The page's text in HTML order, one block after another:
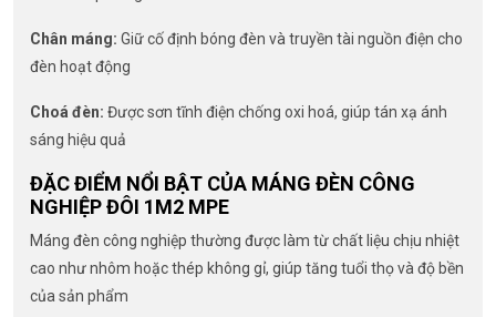
Chân máng: Giữ cố định bóng đèn và truyền tài nguồn điện cho
đèn hoạt động
Choá đèn: Được sơn tĩnh điện chống oxi hoá, giúp tán xạ ánh
sáng hiệu quả
ĐẶC ĐIỂM NỔI BẬT CỦA MÁNG ĐÈN CÔNG
NGHIỆP ĐÔI 1M2 MPE
Máng đèn công nghiệp thường được làm từ chất liệu chịu nhiệt
cao như nhôm hoặc thép không gỉ, giúp tăng tuổi thọ và độ bền
của sản phẩm